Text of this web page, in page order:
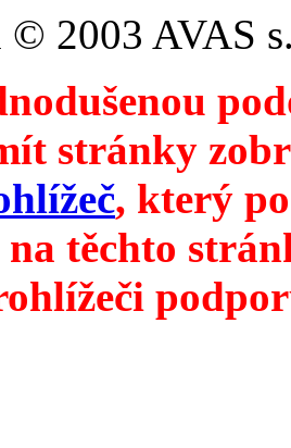
© 2003 AVAS
stránky
, který
těchto